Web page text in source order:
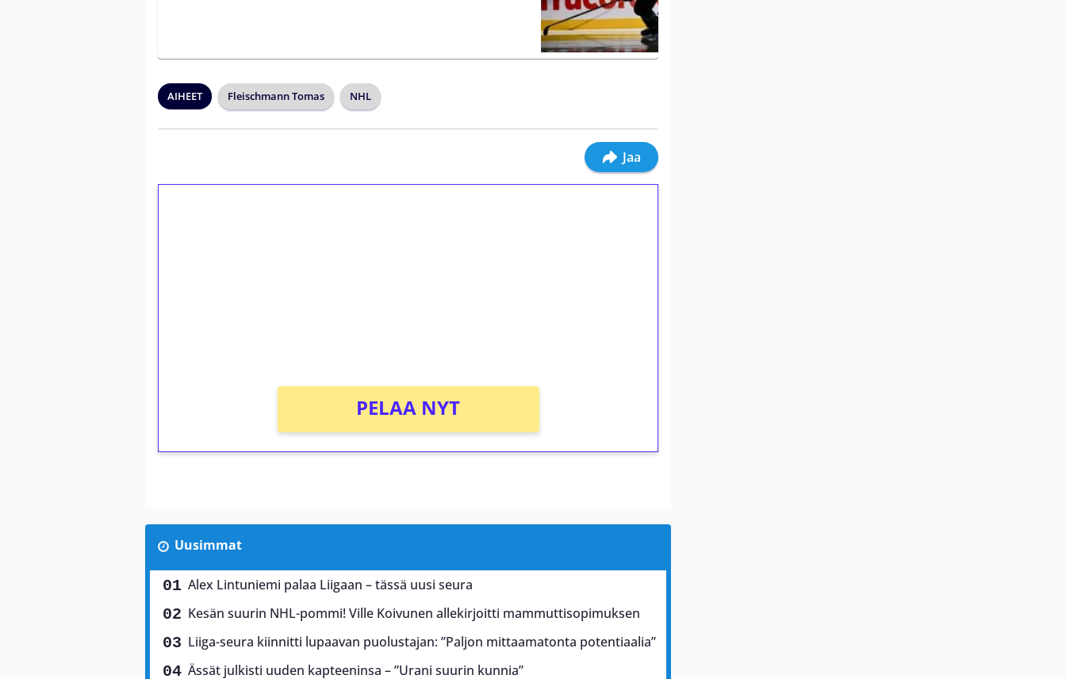
AIHEET Fleischmann Tomas NHL
Jaa
PELAA NYT
Uusimmat
Alex Lintuniemi palaa Liigaan – tässä uusi seura
Kesän suurin NHL-pommi! Ville Koivunen allekirjoitti mammuttisopimuksen
Liiga-seura kiinnitti lupaavan puolustajan: ”Paljon mittaamatonta potentiaalia”
Ässät julkisti uuden kapteeninsa – ”Urani suurin kunnia”